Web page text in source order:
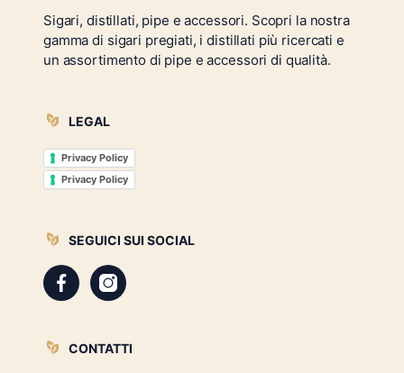
Sigari, distillati, pipe e accessori. Scopri la nostra
gamma di sigari pregiati, i distillati più ricercati e
un assortimento di pipe e accessori di qualità.
LEGAL
Privacy Policy
Privacy Policy
SEGUICI SUI SOCIAL
CONTATTI